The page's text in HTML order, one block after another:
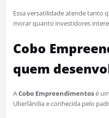
Essa versatilidade atende tanto
morar quanto investidores
Cobo
quem
ACobo Empreendimentosé
Uberlândia e conhecida pelo